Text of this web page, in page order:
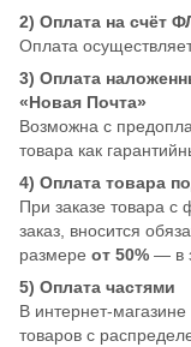
2) Оплата на счёт
Оплата
3) Оплата
«Новая Почта»
Возможна с
товара как
4) Оплата товара
При заказе товара с
заказ, вносится
размере от 50% — в
5) Оплата частями
В интернет-
товаров с